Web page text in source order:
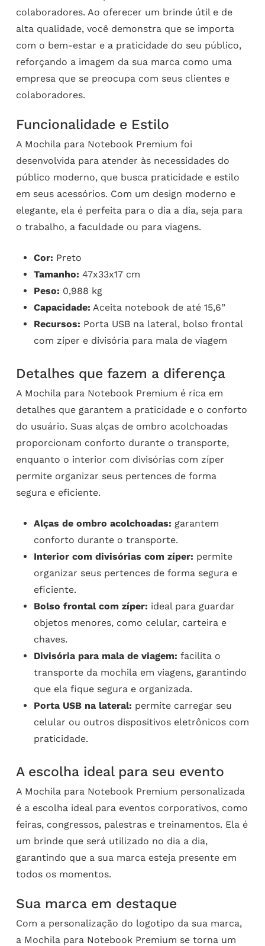
colaboradores. Ao oferecer um brinde útil e de
alta qualidade, você demonstra que se importa
com o bem-estar e a praticidade do seu público,
reforçando a imagem da sua marca como uma
empresa que se preocupa com seus clientes e
colaboradores.
Funcionalidade e Estilo
A Mochila para Notebook Premium foi
desenvolvida para atender às necessidades do
público moderno, que busca praticidade e estilo
em seus acessórios. Com um design moderno e
elegante, ela é perfeita para o dia a dia, seja para
o trabalho, a faculdade ou para viagens.
Cor: Preto
Tamanho: 47x33x17 cm
Peso: 0,988 kg
Capacidade: Aceita notebook de até 15,6”
Recursos: Porta USB na lateral, bolso frontal
com zíper e divisória para mala de viagem
Detalhes que fazem a diferença
A Mochila para Notebook Premium é rica em
detalhes que garantem a praticidade e o conforto
do usuário. Suas alças de ombro acolchoadas
proporcionam conforto durante o transporte,
enquanto o interior com divisórias com zíper
permite organizar seus pertences de forma
segura e eficiente.
Alças de ombro acolchoadas: garantem
conforto durante o transporte.
Interior com divisórias com zíper: permite
organizar seus pertences de forma segura e
eficiente.
Bolso frontal com zíper: ideal para guardar
objetos menores, como celular, carteira e
chaves.
Divisória para mala de viagem: facilita o
transporte da mochila em viagens, garantindo
que ela fique segura e organizada.
Porta USB na lateral: permite carregar seu
celular ou outros dispositivos eletrônicos com
praticidade.
A escolha ideal para seu evento
A Mochila para Notebook Premium personalizada
é a escolha ideal para eventos corporativos, como
feiras, congressos, palestras e treinamentos. Ela é
um brinde que será utilizado no dia a dia,
garantindo que a sua marca esteja presente em
todos os momentos.
Sua marca em destaque
Com a personalização do logotipo da sua marca,
a Mochila para Notebook Premium se torna um